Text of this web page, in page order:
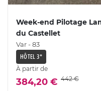
Week-end Pilotage
du Castellet
Var - 83
HÔTEL 3*
À partir de
384,20 € 442 €